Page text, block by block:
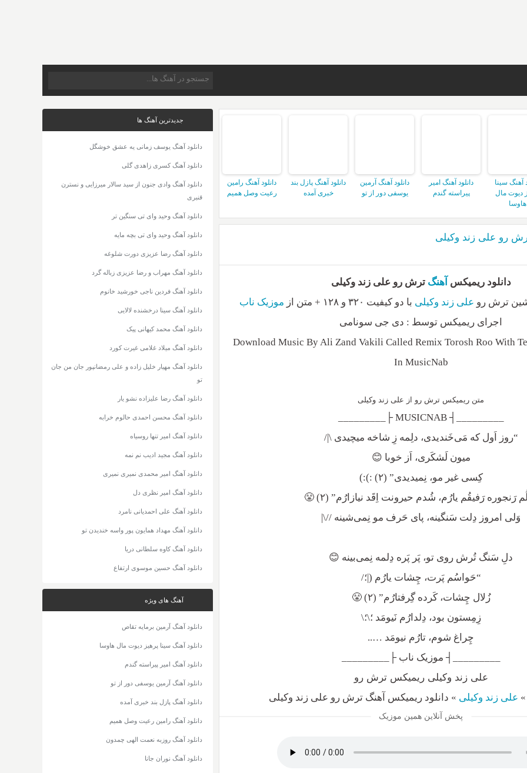
آهنگ سینا
دیوت مال
هاوسا
دانلود آهنگ امیر
پیراسته گندم
دانلود آهنگ آرمین
یوسفی دور از تو
دانلود آهنگ پازل بند
خبری آمده
دانلود آهنگ رامین
رعیت وصل همیم
رو علی زند وکیلی
دانلود ریمیکس آهنگ ترش رو علی زند وکیلی
ترش رو علی زند وکیلی با دو کیفیت ۳۲۰ و ۱۲۸ + متن از
موزیک ناب
اجرای ریمیکس توسط : دی جی سونامی
Download Music By Ali Zand Vakili Called Remix Torosh Roo With
In MusicNab
متن ریمیکس ترش رو از علی زند وکیلی
_________┤ MUSICNAB ├_________
“روز اَول که مَی‌‌خَندیدی، دلِمه زِ شاخه میچیدی \|/
میون لَشکَری، اَز خوبا 😊
کِسی‌ غیر مو، نِمیدیدی” (۲) :):)
رَنجوره رَفیقُم یارُم، شُدم حیرونت اِقَد نیازارُم” (۲) 😤
وَلی‌ امروز دِلت سَنگینه، پای حَرف مو نِمی‌‌شینه //\|
دلِ سَنگ تُرش روی تو، پَر پَره دِلمه نِمی‌بینه 😊
“حَواسُم پَرت، چِشات یارُم (|؛/
زُلال چِشات، کَرده گِرفتارُم” (۲) 😤
زِمِستون بود، دِلدارُم نَیومَد ؛\؛\
چِراغ شوم، تارُم نیومَد …..
_________┤ موزیک ناب ├_________
علی زند وکیلی ریمیکس ترش رو
» علی زند وکیلی » دانلود ریمیکس آهنگ ترش رو علی زند وکیلی
پخش آنلاین همین موزیک
جدیدترین آهنگ ها
دانلود آهنگ یوسف زمانی یه عشق خوشگل
دانلود آهنگ کسری زاهدی گلی
دانلود آهنگ وادی جنون از سید سالار میرزایی و نسترن
قنبری
دانلود آهنگ وحید وای تی سنگین تر
دانلود آهنگ وحید وای تی بچه مایه
دانلود آهنگ رضا عزیزی دورت شلوغه
دانلود آهنگ مهراب و رضا عزیزی زباله گرد
دانلود آهنگ فردین ناجی خورشید خانوم
دانلود آهنگ سینا درخشنده لالایی
دانلود آهنگ محمد کیهانی پیک
دانلود آهنگ میلاد غلامی غیرت کورد
دانلود آهنگ مهیار خلیل زاده و علی رمضانپور جان من جان
تو
دانلود آهنگ رضا علیزاده نشو یار
دانلود آهنگ محسن احمدی حالوم خرابه
دانلود آهنگ امیر تنها روسیاه
دانلود آهنگ مجید ادیب نم نمه
دانلود آهنگ امیر محمدی نمیری نمیری
دانلود آهنگ امیر نظری دل
دانلود آهنگ علی احمدیانی نامرد
دانلود آهنگ مهداد همایون پور واسه خندیدن تو
دانلود آهنگ کاوه سلطانی دریا
دانلود آهنگ حسین موسوی ارتفاع
آهنگ های ویژه
دانلود آهنگ آرمین برمایه تقاص
دانلود آهنگ سینا پرهیز دیوت مال هاوسا
دانلود آهنگ امیر پیراسته گندم
دانلود آهنگ آرمین یوسفی دور از تو
دانلود آهنگ پازل بند خبری آمده
دانلود آهنگ رامین رعیت وصل همیم
دانلود آهنگ روزبه نعمت الهی چمدون
دانلود آهنگ نوران جانا